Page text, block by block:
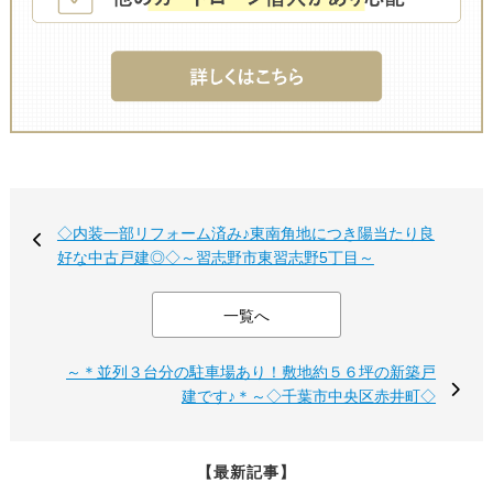
◇内装一部リフォーム済み♪東南角地につき陽当たり良
好な中古戸建◎◇～習志野市東習志野5丁目～
一覧へ
～＊並列３台分の駐車場あり！敷地約５６坪の新築戸
建です♪＊～◇千葉市中央区赤井町◇
【最新記事】